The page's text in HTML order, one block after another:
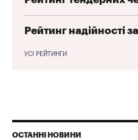
Рейтинг надійності
УСІ РЕЙТИНГИ
ОСТАННІ НОВИНИ